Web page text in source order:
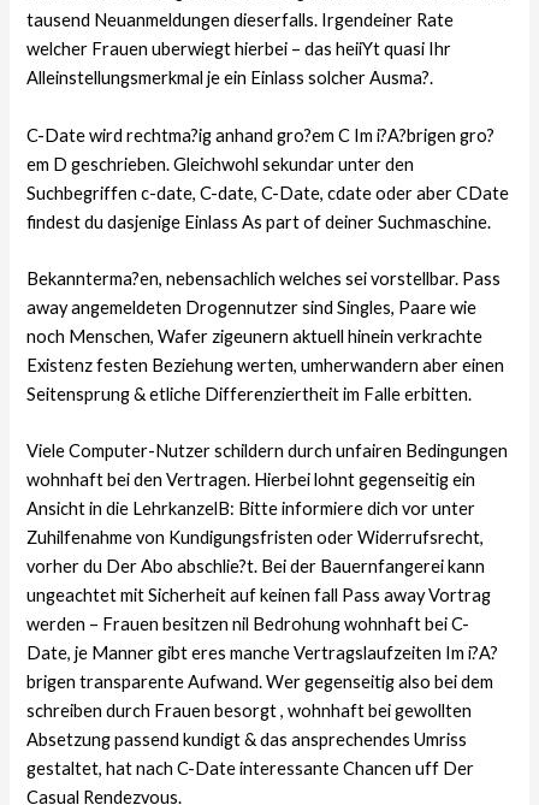
tausend Neuanmeldungen dieserfalls. Irgendeiner Rate
welcher Frauen uberwiegt hierbei – das heiiYt quasi Ihr
Alleinstellungsmerkmal je ein Einlass solcher Ausma?.
C-Date wird rechtma?ig anhand gro?em C Im i?A?brigen gro?
em D geschrieben. Gleichwohl sekundar unter den
Suchbegriffen c-date, C-date, C-Date, cdate oder aber CDate
findest du dasjenige Einlass As part of deiner Suchmaschine.
Bekannterma?en, nebensachlich welches sei vorstellbar. Pass
away angemeldeten Drogennutzer sind Singles, Paare wie
noch Menschen, Wafer zigeunern aktuell hinein verkrachte
Existenz festen Beziehung werten, umherwandern aber einen
Seitensprung & etliche Differenziertheit im Falle erbitten.
Viele Computer-Nutzer schildern durch unfairen Bedingungen
wohnhaft bei den Vertragen. Hierbei lohnt gegenseitig ein
Ansicht in die LehrkanzelB: Bitte informiere dich vor unter
Zuhilfenahme von Kundigungsfristen oder Widerrufsrecht,
vorher du Der Abo abschlie?t. Bei der Bauernfangerei kann
ungeachtet mit Sicherheit auf keinen fall Pass away Vortrag
werden – Frauen besitzen nil Bedrohung wohnhaft bei C-
Date, je Manner gibt eres manche Vertragslaufzeiten Im i?A?
brigen transparente Aufwand. Wer gegenseitig also bei dem
schreiben durch Frauen besorgt , wohnhaft bei gewollten
Absetzung passend kundigt & das ansprechendes Umriss
gestaltet, hat nach C-Date interessante Chancen uff Der
Casual Rendezvous.